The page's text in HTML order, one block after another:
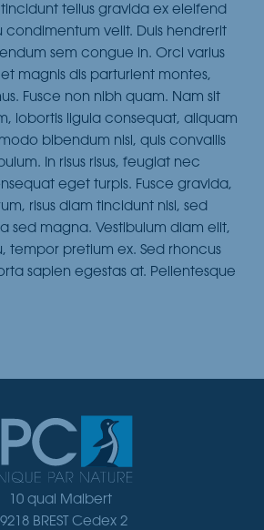
tellus gravida ex eleifend
condimentum velit. Duis hendrerit
sem congue in. Orci varius
magnis dis parturient montes,
Fusce non nibh quam. Nam sit
lobortis ligula consequat, aliquam
bibendum nisl, quis convallis
In risus risus, feugiat nec
eget turpis. Fusce gravida,
risus diam tincidunt nisi, sed
sed magna. Vestibulum diam elit,
tempor pretium ex. Sed rhoncus
sapien egestas at. Pellentesque
10 quai Malbert
BREST Cedex 2